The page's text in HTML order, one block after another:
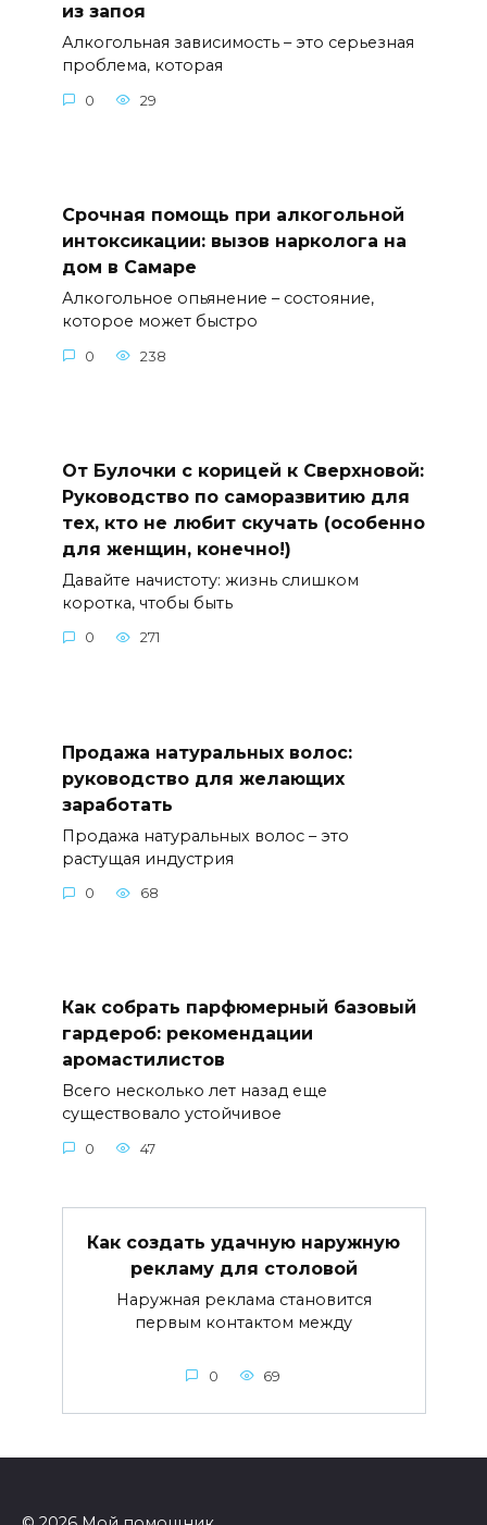
из запоя
Алкогольная зависимость – это серьезная
проблема, которая
0 29
Срочная помощь при алкогольной
интоксикации: вызов нарколога на
дом в Самаре
Алкогольное опьянение – состояние,
которое может быстро
0 238
От Булочки с корицей к Сверхновой:
Руководство по саморазвитию для
тех, кто не любит скучать (особенно
для женщин, конечно!)
Давайте начистоту: жизнь слишком
коротка, чтобы быть
0 271
Продажа натуральных волос:
руководство для желающих
заработать
Продажа натуральных волос – это
растущая индустрия
0 68
Как собрать парфюмерный базовый
гардероб: рекомендации
аромастилистов
Всего несколько лет назад еще
существовало устойчивое
0 47
Как создать удачную наружную
рекламу для столовой
Наружная реклама становится
первым контактом между
0 69